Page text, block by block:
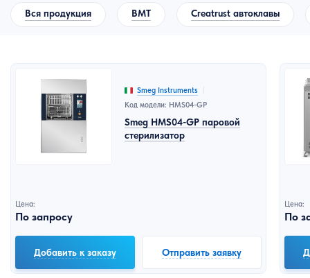
Вся продукция BMT Creatrust автоклавы
Smeg Instruments
Код модели: HMS04-GP
Smeg HMS04-GP паровой
стерилизатор
Цена:
По запросу
Добавить к заказу Отправить заявку
Цена:
По